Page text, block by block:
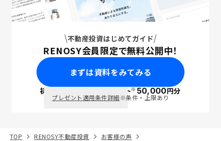
不動産投資はじめてガイド
RENOSY会員限定で無料公開中！
まずは資料をみてみる
初回面談で ポイント※50,000円分
プレゼント適用条件詳細※条件・上限あり
TOP RENOSY不動産投資
お客様の声